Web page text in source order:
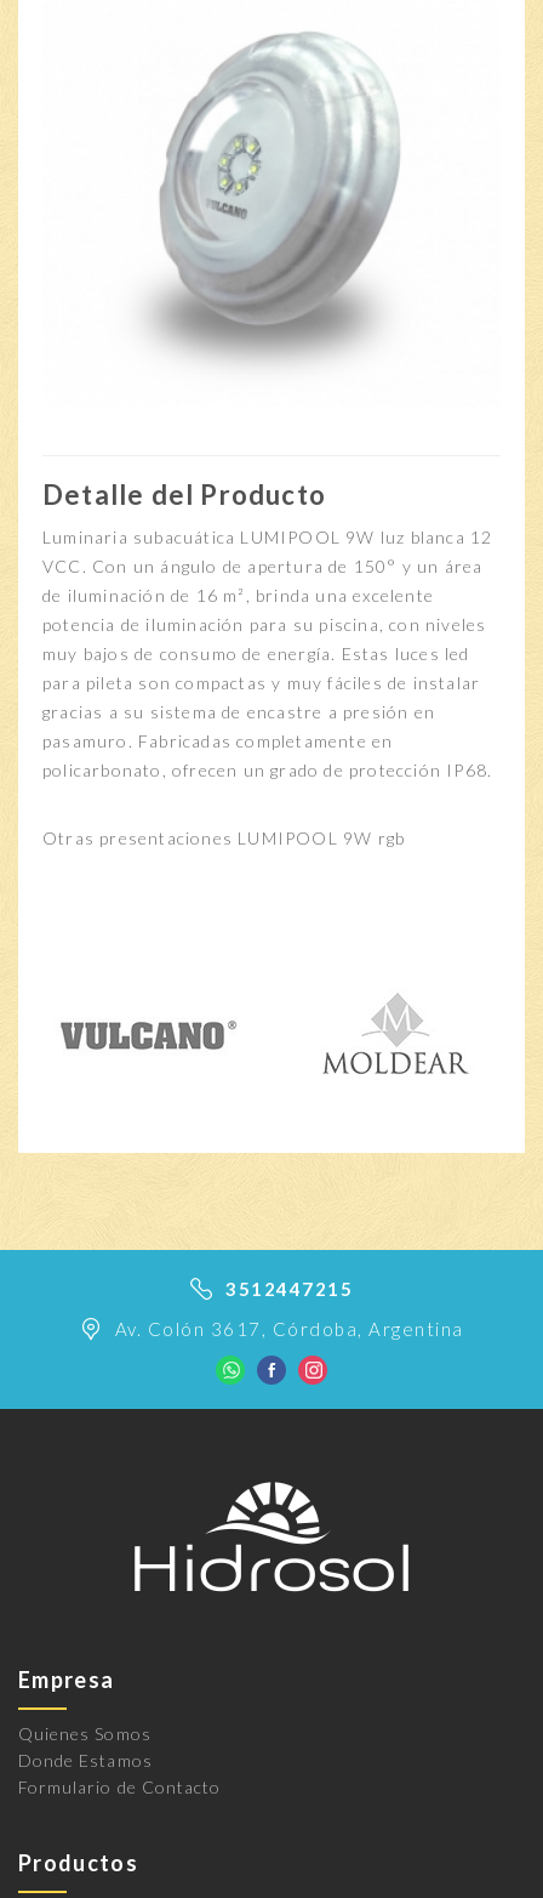
Detalle del Producto
Luminaria subacuática LUMIPOOL 9W luz blanca 12
VCC. Con un ángulo de apertura de 150° y un área
de iluminación de 16 m², brinda una excelente
potencia de iluminación para su piscina, con niveles
muy bajos de consumo de energía. Estas luces led
para pileta son compactas y muy fáciles de instalar
gracias a su sistema de encastre a presión en
pasamuro. Fabricadas completamente en
policarbonato, ofrecen un grado de protección IP68.
Otras presentaciones LUMIPOOL 9W rgb
3512447215
Av. Colón 3617, Córdoba, Argentina
Empresa
Quienes Somos
Donde Estamos
Formulario de Contacto
Productos